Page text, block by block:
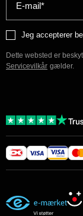
E-mail*
Jeg accepterer
Dette websted er
Servicevilkår gælder.